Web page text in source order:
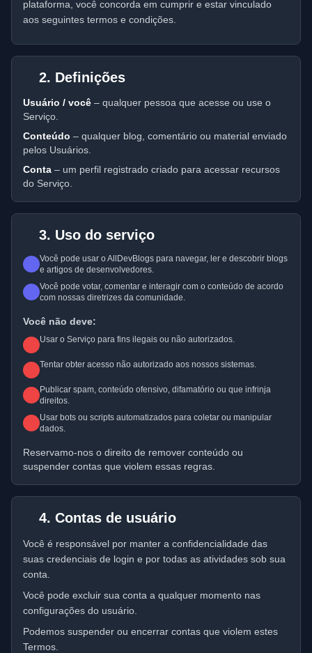
plataforma, você concorda em cumprir e estar vinculado
aos seguintes termos e condições.
2. Definições
Usuário / você – qualquer pessoa que acesse ou use o
Serviço.
Conteúdo – qualquer blog, comentário ou material enviado
pelos Usuários.
Conta – um perfil registrado criado para acessar recursos
do Serviço.
3. Uso do serviço
Você pode usar o AllDevBlogs para navegar, ler e descobrir blogs
e artigos de desenvolvedores.
Você pode votar, comentar e interagir com o conteúdo de acordo
com nossas diretrizes da comunidade.
Você não deve:
Usar o Serviço para fins ilegais ou não autorizados.
Tentar obter acesso não autorizado aos nossos sistemas.
Publicar spam, conteúdo ofensivo, difamatório ou que infrinja
direitos.
Usar bots ou scripts automatizados para coletar ou manipular
dados.
Reservamo-nos o direito de remover conteúdo ou
suspender contas que violem essas regras.
4. Contas de usuário
Você é responsável por manter a confidencialidade das
suas credenciais de login e por todas as atividades sob sua
conta.
Você pode excluir sua conta a qualquer momento nas
configurações do usuário.
Podemos suspender ou encerrar contas que violem estes
Termos.